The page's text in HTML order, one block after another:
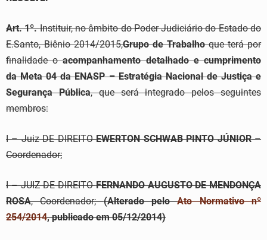
Art. 1º.Instituir, no âmbito do Poder Judiciário do Estado do
E.Santo, Biênio 2014/2015,Grupo de Trabalhoque terá por
finalidade oacompanhamento detalhado e cumprimento
da Meta04daENASP – Estratégia Nacional de Justiça e
Segurança Pública, que será integrado pelos seguintes
membros:
I – Juiz DE DIREITOEWERTON SCHWAB PINTO JÚNIOR–
Coordenador;
I – JUIZ DE DIREITOFERNANDO AUGUSTO DE MENDONÇA
ROSA, Coordenador;(Alterado peloAto Normativo nº
254/2014, publicado em 05/12/2014)